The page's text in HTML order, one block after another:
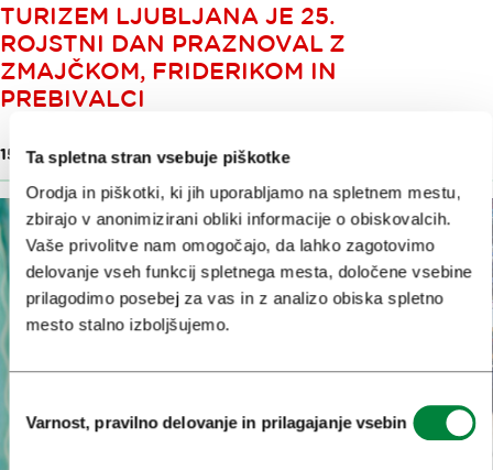
Ta spletna stran vsebuje piškotke
Orodja in piškotki, ki jih uporabljamo na spletnem mestu,
zbirajo v anonimizirani obliki informacije o obiskovalcih.
Vaše privolitve nam omogočajo, da lahko zagotovimo
delovanje vseh funkcij spletnega mesta, določene vsebine
prilagodimo posebej za vas in z analizo obiska spletno
mesto stalno izboljšujemo.
soglasja
Varnost, pravilno delovanje in prilagajanje vsebin
TURIZEM LJUBLJANA JE 25.
ROJSTNI DAN PRAZNOVAL Z
ZMAJČKOM, FRIDERIKOM IN
PREBIVALCI
15. apr. 2026